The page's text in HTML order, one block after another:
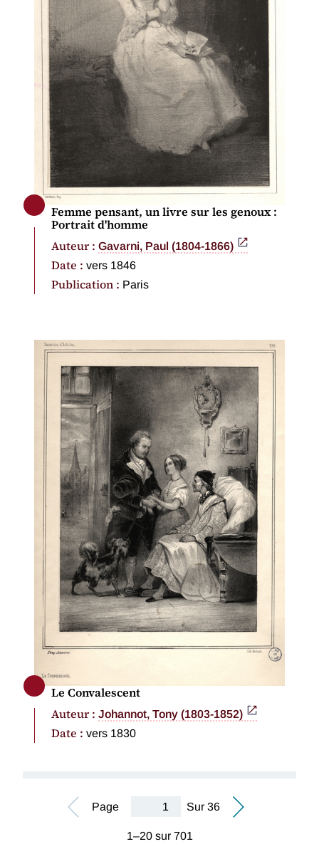
Femme pensant, un livre sur les genoux :
Portrait d'homme
Auteur : Gavarni, Paul (1804-1866)
Date : vers 1846
Publication : Paris
Le Convalescent
Auteur : Johannot, Tony (1803-1852)
Date : vers 1830
Page Sur 36
1–20 sur 701